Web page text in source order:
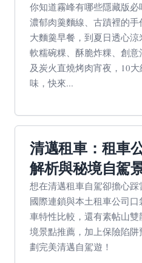
你知道霧峰有哪些隱藏版
濃郁肉羹麵線、古蹟裡的
大麵羹早餐，到夏日透心
軟糯碗粿、酥脆炸粿、創
及炭火直燒烤肉宵夜，10
味，快來...
清邁租車：租車
解析與秘境自駕
想在清邁租車自駕卻擔心
國際連鎖與本土租車公司
車特性比較，還有素帖山
境景點推薦，加上保險陷
劃完美清邁自駕遊！